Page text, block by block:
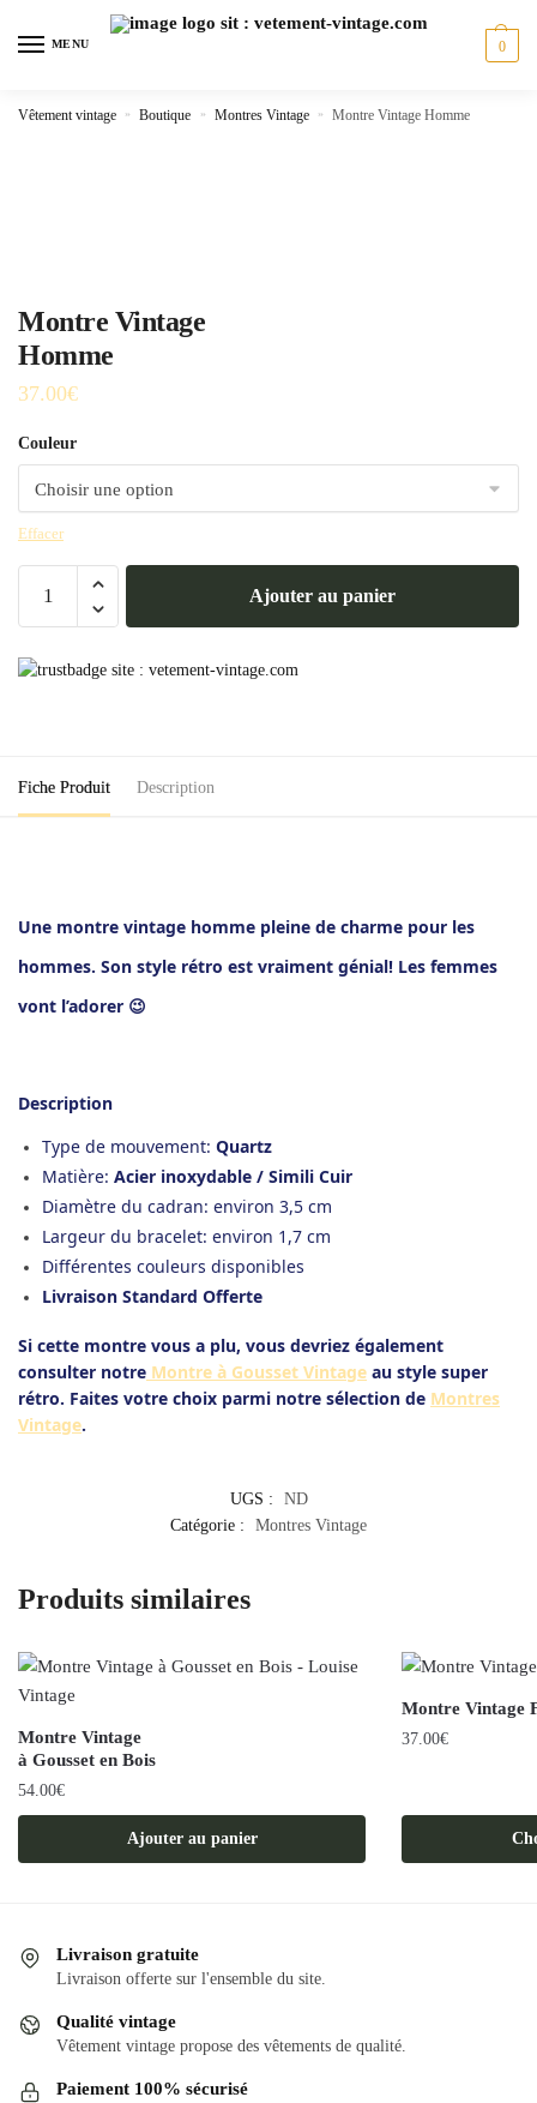
MENU 0
Vêtement vintage » Boutique » Montres Vintage » Montre Vintage Homme
Montre Vintage
Homme
37.00€
Couleur
Effacer
Vintage
Ajouter au panier
Fiche Produit Description
Une montre vintage homme pleine de charme pour les
hommes. Son style rétro est vraiment génial! Les femmes
vont l’adorer 😉
Description
Type de mouvement: Quartz
Matière: Acier inoxydable / Simili Cuir
Diamètre du cadran: environ 3,5 cm
Largeur du bracelet: environ 1,7 cm
Différentes couleurs disponibles
Livraison Standard Offerte
Si cette montre vous a plu, vous devriez également
consulter notre Montre à Gousset Vintage au style super
rétro. Faites votre choix parmi notre sélection de Montres
Vintage.
UGS :
ND
Catégorie :
Montres Vintage
Produits similaires
Montre Vintage
à Gousset en Bois
54.00€
Ajouter au panier
Montre Vintage
37.00€
plusieurs
choisies
Livraison gratuite
Livraison offerte sur l'ensemble du site.
Qualité vintage
Vêtement vintage propose des vêtements de qualité.
Paiement 100% sécurisé